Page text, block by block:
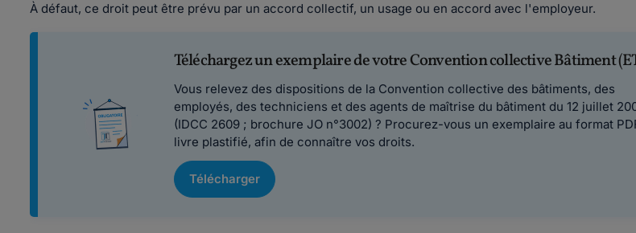
À défaut, ce droit peut être prévu par un accord collectif, un usage ou en accord avec l'employeur.
Téléchargez un exemplaire de votre Convention collective Bâtiment
Vous relevez des dispositions de la Convention collective des bâtiments, des
employés, des techniciens et des agents de maîtrise du bâtiment du 12 juillet
(IDCC 2609 ; brochure JO n°3002) ? Procurez-vous un exemplaire au format
livre plastifié, afin de connaître vos droits.
Télécharger